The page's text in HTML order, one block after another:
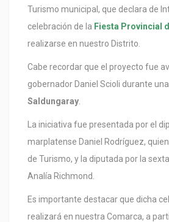
Turismo municipal, que declara de
celebración de la Fiesta Provincial
realizarse en nuestro Distrito.
Cabe recordar que el proyecto fue
gobernador Daniel Scioli durante
Saldungaray
La iniciativa fue presentada por el
marplatense Daniel Rodríguez,
de Turismo, y la diputada por la
Analía Richmond.
Es importante destacar que dicha
realizará en nuestra Comarca, a